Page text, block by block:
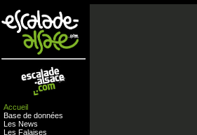
Accueil
Base de données
Les News
Les Falaises